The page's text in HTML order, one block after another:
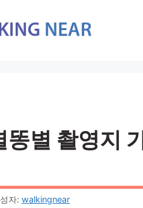
똥별 촬영지
자: walkingnear